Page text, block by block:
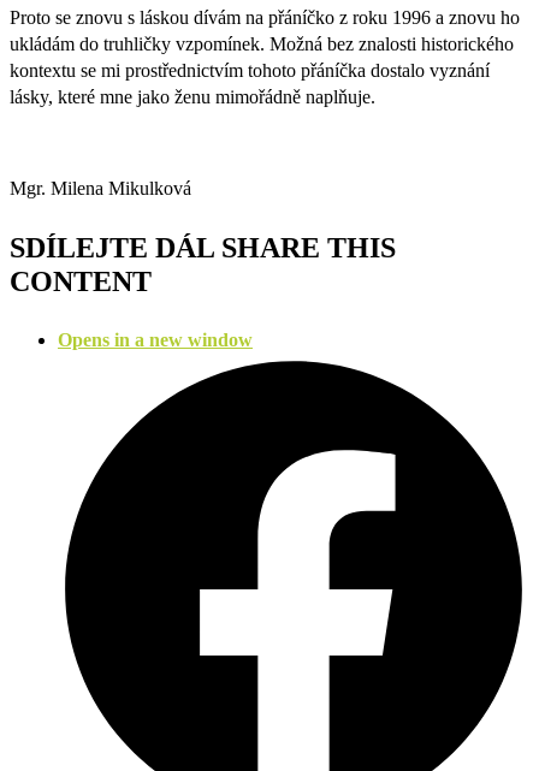
Proto se znovu s láskou dívám na přáníčko z roku 1996 a znovu ho
ukládám do truhličky vzpomínek. Možná bez znalosti historického
kontextu se mi prostřednictvím tohoto přáníčka dostalo vyznání
lásky, které mne jako ženu mimořádně naplňuje.
Mgr. Milena Mikulková
SDÍLEJTE DÁL SHARE THIS
CONTENT
Opens in a new window